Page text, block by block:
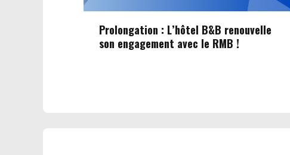
Prolongation : L’hôtel B&B renouvelle
son engagement avec le RMB !